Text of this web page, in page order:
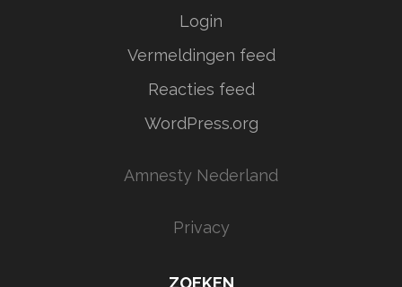
Login
Vermeldingen feed
Reacties feed
WordPress.org
Amnesty Nederland
Privacy
ZOEKEN